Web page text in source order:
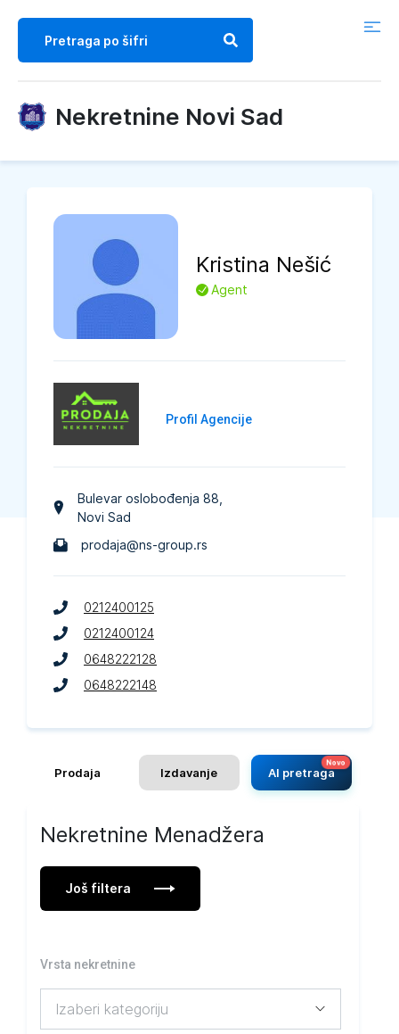
Nekretnine Novi Sad
Kristina Nešić
L Agent
Profil Agencije
Bulevar oslobođenja 88
Novi Sad
prodaja@ns-group.rs
0212400125
0212400124
0648222128
0648222148
Prodaja Izdavanje AI pretraga
Nekretnine Menadžera
Još filtera
Vrsta nekretnine